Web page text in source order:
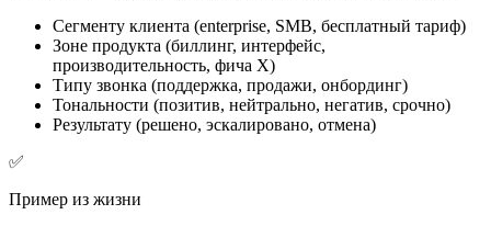
Сегменту клиента (enterprise, SMB, бесплатный тариф)
Зоне продукта (биллинг, интерфейс,
производительность, фича X)
Типу звонка (поддержка, продажи, онбординг)
Тональности (позитив, нейтрально, негатив, срочно)
Результату (решено, эскалировано, отмена)
✅
Пример из жизни